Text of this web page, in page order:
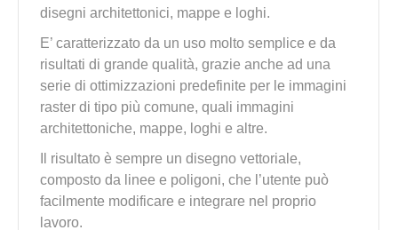
disegni architettonici, mappe e loghi.
E’ caratterizzato da un uso molto semplice e da
risultati di grande qualità, grazie anche ad una
serie di ottimizzazioni predefinite per le immagini
raster di tipo più comune, quali immagini
architettoniche, mappe, loghi e altre.
Il risultato è sempre un disegno vettoriale,
composto da linee e poligoni, che l’utente può
facilmente modificare e integrare nel proprio
lavoro.